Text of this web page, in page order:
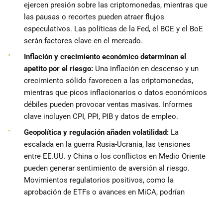
ejercen presión sobre las criptomonedas, mientras que
las pausas o recortes pueden atraer flujos
especulativos. Las políticas de la Fed, el BCE y el BoE
serán factores clave en el mercado.
Inflación y crecimiento económico determinan el
apetito por el riesgo: Una inflación en descenso y un
crecimiento sólido favorecen a las criptomonedas,
mientras que picos inflacionarios o datos económicos
débiles pueden provocar ventas masivas. Informes
clave incluyen CPI, PPI, PIB y datos de empleo.
Geopolítica y regulación añaden volatilidad: La
escalada en la guerra Rusia-Ucrania, las tensiones
entre EE.UU. y China o los conflictos en Medio Oriente
pueden generar sentimiento de aversión al riesgo.
Movimientos regulatorios positivos, como la
aprobación de ETFs o avances en MiCA, podrían